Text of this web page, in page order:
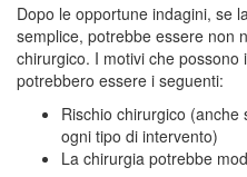
Dopo le opportune indagini, se
semplice, potrebbe essere non
chirurgico. I motivi che
potrebbero essere i seguenti:
Rischio chirurgico
ogni tipo di intervento)
La chirurgia potrebbe